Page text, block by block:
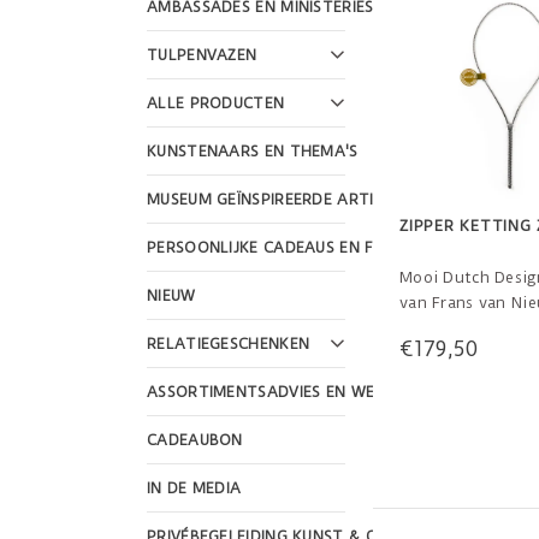
AMBASSADES EN MINISTERIES
TULPENVAZEN
ALLE PRODUCTEN
KUNSTENAARS EN THEMA'S
MUSEUM GEÏNSPIREERDE ARTIKELEN
PERSOONLIJKE CADEAUS EN FEESTDAGEN
NIEUW
RELATIEGESCHENKEN
ASSORTIMENTSADVIES EN WEBSHOP DESIGN
CADEAUBON
IN DE MEDIA
ZIPPER KETTING
Mooi Dutch
van Frans van
Gemaakt van
€179,50